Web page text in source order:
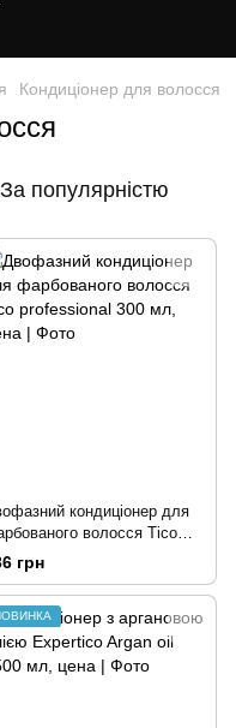
Кондиціонер для волосся
За популярністю
кондиціонер для
волосся Tico
300 мл
грн